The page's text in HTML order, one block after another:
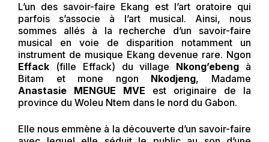
L’un des savoir-faire Ekang est l’art oratoire qui
parfois s’associe à l’art musical. Ainsi, nous
sommes allés à la recherche d’un savoir-faire
musical en voie de disparition notamment un
instrument de musique Ekang devenue rare. Ngon
Effack (fille Effack) du village Nkong’ebeng à
Bitam et mone ngon Nkodjeng, Madame
Anastasie MENGUE MVE est originaire de la
province du Woleu Ntem dans le nord du Gabon.
Elle nous emmène à la découverte d’un savoir-faire